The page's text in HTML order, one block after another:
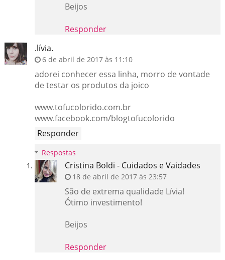
Beijos
Responder
.lívia.
6 de abril de 2017 às 11:10
adorei conhecer essa linha, morro de vontade
de testar os produtos da joico
www.tofucolorido.com.br
www.facebook.com/blogtofucolorido
Responder
Respostas
Cristina Boldi - Cuidados e Vaidades
18 de abril de 2017 às 23:57
São de extrema qualidade Lívia!
Ótimo investimento!
Beijos
Responder